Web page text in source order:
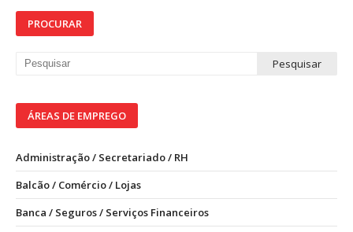
PROCURAR
ÁREAS DE EMPREGO
Administração / Secretariado / RH
Balcão / Comércio / Lojas
Banca / Seguros / Serviços Financeiros